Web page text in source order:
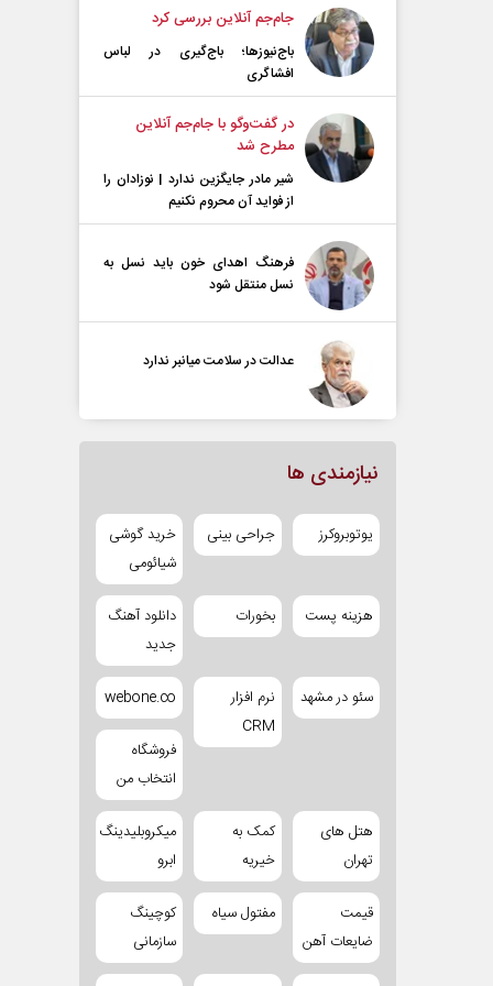
جام‌جم آنلاین بررسی کرد
باج‌نیوزها؛ باج‌گیری در لباس
افشاگری
در گفت‌و‌گو با جام‌جم آنلاین
مطرح شد
شیر مادر جایگزین ندارد | نوزادان را
از فواید آن محروم نکنیم
فرهنگ اهدای خون باید نسل به
نسل منتقل شود
عدالت در سلامت میانبر ندارد
نیازمندی ها
یوتوبروکرز جراحی بینی
خرید گوشی
شیائومی
هزینه پست بخورات
دانلود آهنگ
جدید
سئو در مشهد
نرم افزار
CRM
webone.co
فروشگاه
انتخاب من
هتل های
تهران
کمک به
خیریه
میکروبلیدینگ
ابرو
قیمت
ضایعات آهن
مفتول سیاه
کوچینگ
سازمانی